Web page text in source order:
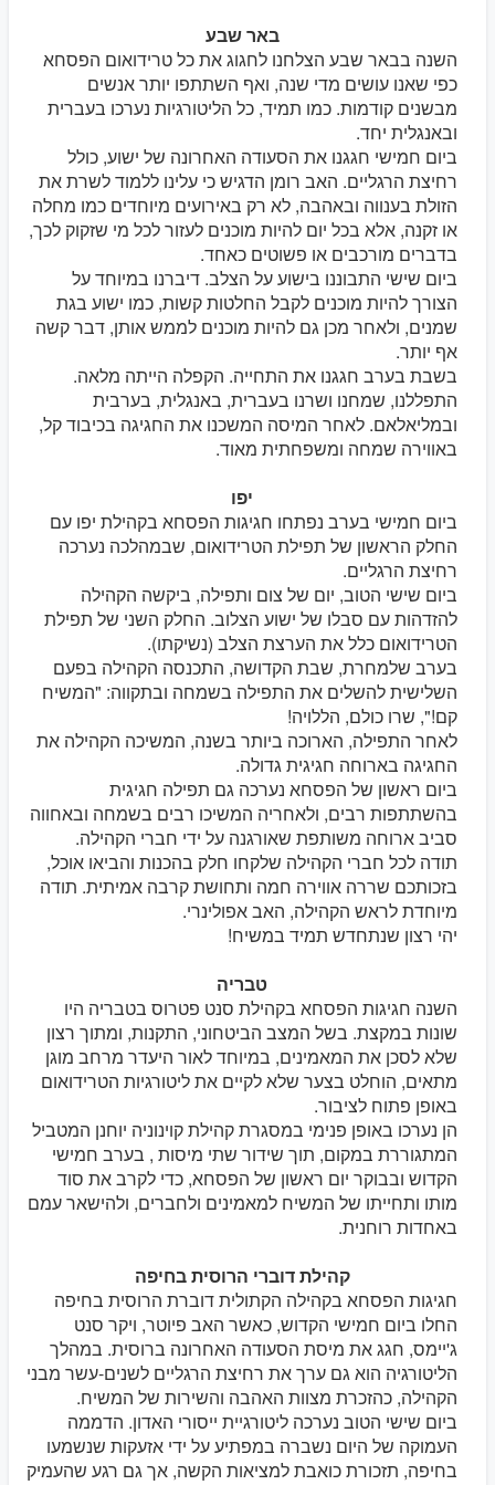
באר שבע
השנה בבאר שבע הצלחנו לחגוג את כל טרידואום הפסחא
כפי שאנו עושים מדי שנה, ואף השתתפו יותר אנשים
מבשנים קודמות. כמו תמיד, כל הליטורגיות נערכו בעברית
ובאנגלית יחד.
ביום חמישי חגגנו את הסעודה האחרונה של ישוע, כולל
רחיצת הרגליים. האב רומן הדגיש כי עלינו ללמוד לשרת את
הזולת בענווה ובאהבה, לא רק באירועים מיוחדים כמו מחלה
או זקנה, אלא בכל יום להיות מוכנים לעזור לכל מי שזקוק לכך,
בדברים מורכבים או פשוטים כאחד.
ביום שישי התבוננו בישוע על הצלב. דיברנו במיוחד על
הצורך להיות מוכנים לקבל החלטות קשות, כמו ישוע בגת
שמנים, ולאחר מכן גם להיות מוכנים לממש אותן, דבר קשה
אף יותר.
בשבת בערב חגגנו את התחייה. הקפלה הייתה מלאה.
התפללנו, שמחנו ושרנו בעברית, באנגלית, בערבית
ובמליאלאם. לאחר המיסה המשכנו את החגיגה בכיבוד קל,
באווירה שמחה ומשפחתית מאוד.
יפו
ביום חמישי בערב נפתחו חגיגות הפסחא בקהילת יפו עם
החלק הראשון של תפילת הטרידואום, שבמהלכה נערכה
רחיצת הרגליים.
ביום שישי הטוב, יום של צום ותפילה, ביקשה הקהילה
להזדהות עם סבלו של ישוע הצלוב. החלק השני של תפילת
הטרידואום כלל את הערצת הצלב (נשיקתו).
בערב שלמחרת, שבת הקדושה, התכנסה הקהילה בפעם
השלישית להשלים את התפילה בשמחה ובתקווה: "המשיח
קם!", שרו כולם, הללויה!
לאחר התפילה, הארוכה ביותר בשנה, המשיכה הקהילה את
החגיגה בארוחה חגיגית גדולה.
ביום ראשון של הפסחא נערכה גם תפילה חגיגית
בהשתתפות רבים, ולאחריה המשיכו רבים בשמחה ובאחווה
סביב ארוחה משותפת שאורגנה על ידי חברי הקהילה.
תודה לכל חברי הקהילה שלקחו חלק בהכנות והביאו אוכל,
בזכותכם שררה אווירה חמה ותחושת קרבה אמיתית. תודה
מיוחדת לראש הקהילה, האב אפולינרי.
יהי רצון שנתחדש תמיד במשיח!
טבריה
השנה חגיגות הפסחא בקהילת סנט פטרוס בטבריה היו
שונות במקצת. בשל המצב הביטחוני, התקנות, ומתוך רצון
שלא לסכן את המאמינים, במיוחד לאור היעדר מרחב מוגן
מתאים, הוחלט בצער שלא לקיים את ליטורגיות הטרידואום
באופן פתוח לציבור.
הן נערכו באופן פנימי במסגרת קהילת קוינוניה יוחנן המטביל
המתגוררת במקום, תוך שידור שתי מיסות , בערב חמישי
הקדוש ובבוקר יום ראשון של הפסחא, כדי לקרב את סוד
מותו ותחייתו של המשיח למאמינים ולחברים, ולהישאר עמם
באחדות רוחנית.
קהילת דוברי הרוסית בחיפה
חגיגות הפסחא בקהילה הקתולית דוברת הרוסית בחיפה
החלו ביום חמישי הקדוש, כאשר האב פיוטר, ויקר סנט
ג'יימס, חגג את מיסת הסעודה האחרונה ברוסית. במהלך
הליטורגיה הוא גם ערך את רחיצת הרגליים לשנים-עשר מבני
הקהילה, כהזכרת מצוות האהבה והשירות של המשיח.
ביום שישי הטוב נערכה ליטורגיית ייסורי האדון. הדממה
העמוקה של היום נשברה במפתיע על ידי אזעקות שנשמעו
בחיפה, תזכורת כואבת למציאות הקשה, אך גם רגע שהעמיק